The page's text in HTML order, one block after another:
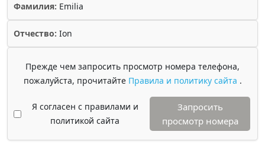
Фамилия: Emilia
Отчество: Ion
Прежде чем запросить просмотр номера телефона,
пожалуйста, прочитайте Правила и политику сайта .
Я согласен с правилами и
политикой сайта
Запросить
просмотр номера